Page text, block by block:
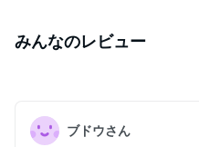
みんなのレビュー
ブドウさん